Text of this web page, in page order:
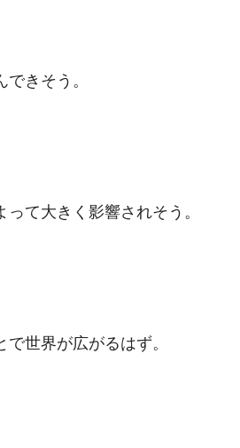
きそう。
て大きく影響されそう。
世界が広がるはず。